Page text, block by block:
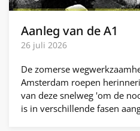
Aanleg van de A1
26 juli 2026
De zomerse
Amsterdam roepen
van deze snelweg 'om de
is in verschillende fasen